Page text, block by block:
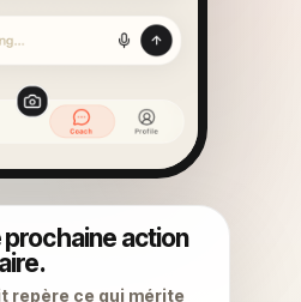
action
repère ce qui mérite